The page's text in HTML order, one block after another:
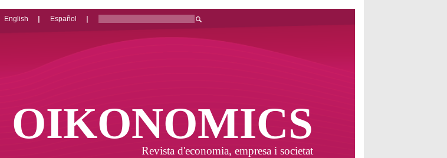
English Español
OIKONOMICS
Revista d'economia, empresa i societat